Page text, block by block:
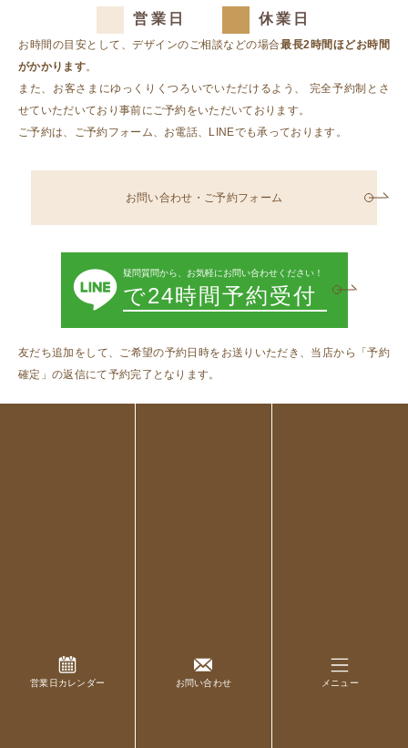
営業日 休業日
お時間の目安として、デザインのご相談などの場合最長2時間ほどお時間
がかかります。
また、お客さまにゆっくりくつろいでいただけるよう、
完全予約制とさ
せていただいており事前にご予約をいただいております。
ご予約は、ご予約フォーム、お電話、LINEでも承っております。
お問い合わせ・ご予約フォーム
疑問質問から、お気軽にお問い合わせください！
で24時間予約受付
友だち追加をして、ご希望の予約日時をお送りいただき、当店から「予約
確定」の返信にて予約完了となります。
営業日カレンダー お問い合わせ メニュー